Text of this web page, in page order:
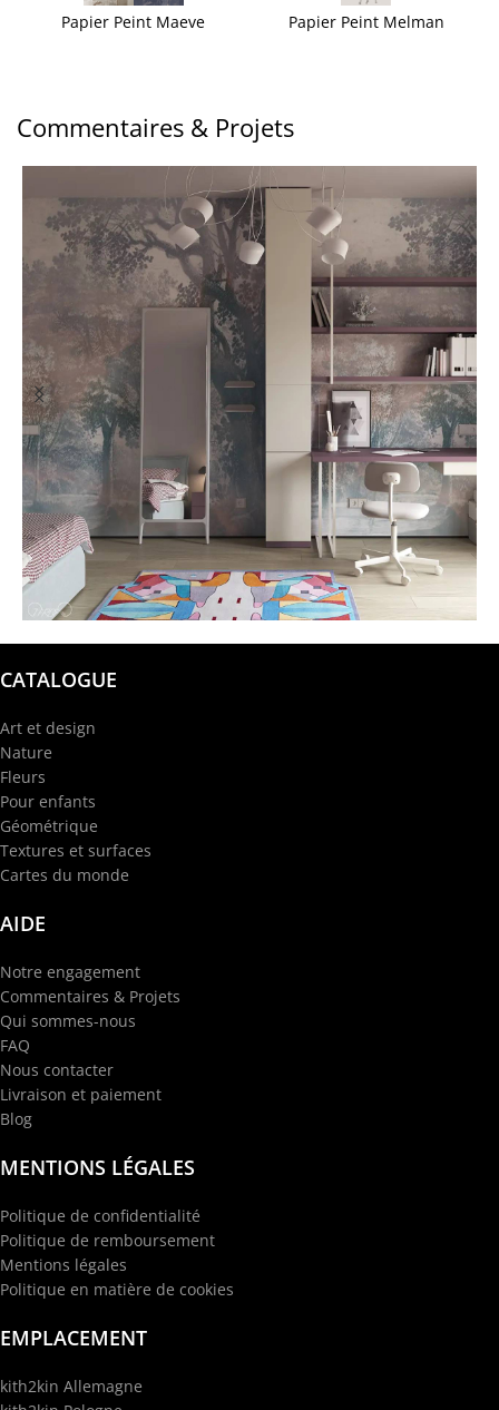
Papier Peint Maeve Papier Peint Melman
Commentaires & Projets
@garba.design
CATALOGUE
Art et design
Nature
Fleurs
Pour enfants
Géométrique
Textures et surfaces
Cartes du monde
AIDE
Notre engagement
Commentaires & Projets
Qui sommes-nous
FAQ
Nous contacter
Livraison et paiement
Blog
MENTIONS LÉGALES
Politique de confidentialité
Politique de remboursement
Mentions légales
Politique en matière de cookies
EMPLACEMENT
kith2kin Allemagne